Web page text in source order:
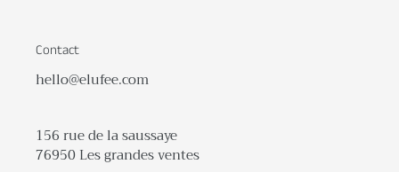
Contact
hello@elufee.com
156 rue de la saussaye
76950 Les grandes ventes